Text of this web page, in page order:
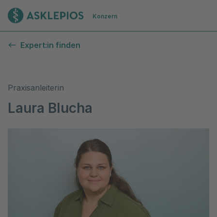
Zur Startseite
Konzern
Expert:in finden
Praxisanleiterin
Laura Blucha